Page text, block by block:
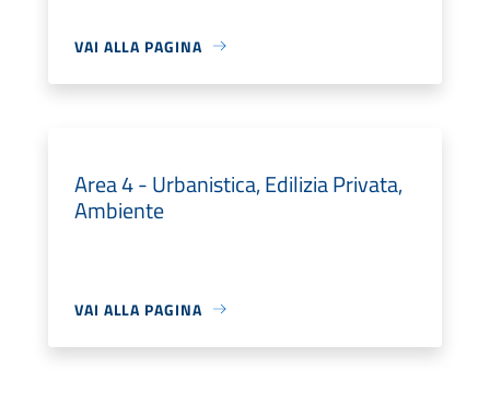
VAI ALLA PAGINA
Area 4 - Urbanistica, Edilizia Privata,
Ambiente
VAI ALLA PAGINA